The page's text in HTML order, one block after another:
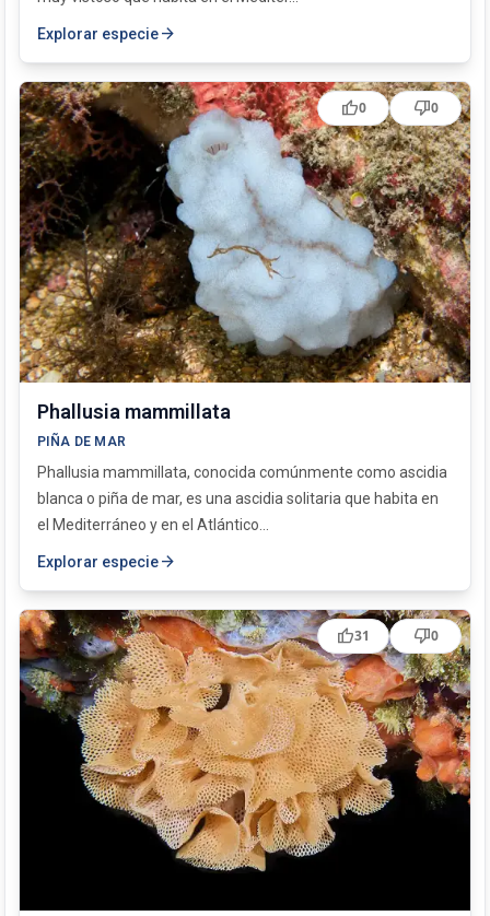
Explorar especiearrow_forward
Phallusia mammillata
PIÑA DE MAR
Phallusia mammillata, conocida comúnmente como ascidia
blanca o piña de mar, es una ascidia solitaria que habita en
el Mediterráneo y en el Atlántico...
Explorar especiearrow_forward
thumb_up0 thumb_down0
thumb_up31 thumb_down0